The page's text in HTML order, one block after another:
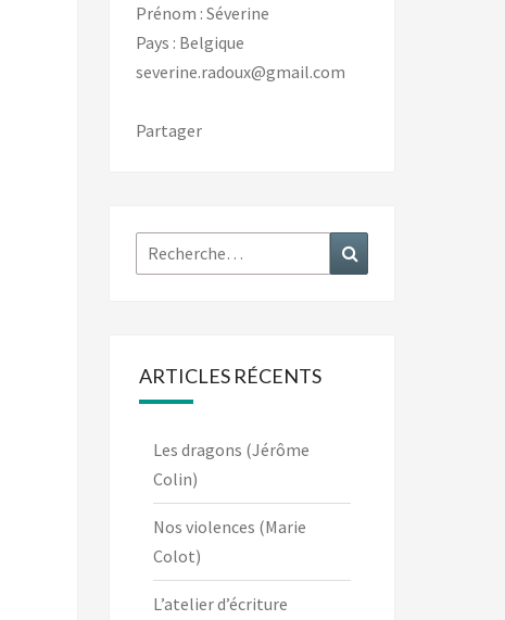
Prénom : Séverine
Pays : Belgique
severine.radoux@gmail.com
Partager
Rechercher :
ARTICLES RÉCENTS
Les dragons (Jérôme
Colin)
Nos violences (Marie
Colot)
L’atelier d’écriture